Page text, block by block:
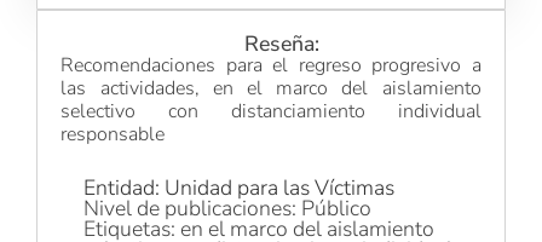
Reseña:
Recomendaciones para el regreso progresivo a
las actividades, en el marco del aislamiento
selectivo con distanciamiento individual
responsable
Entidad: Unidad para las Víctimas
Nivel de publicaciones: Público
Etiquetas: en el marco del aislamiento